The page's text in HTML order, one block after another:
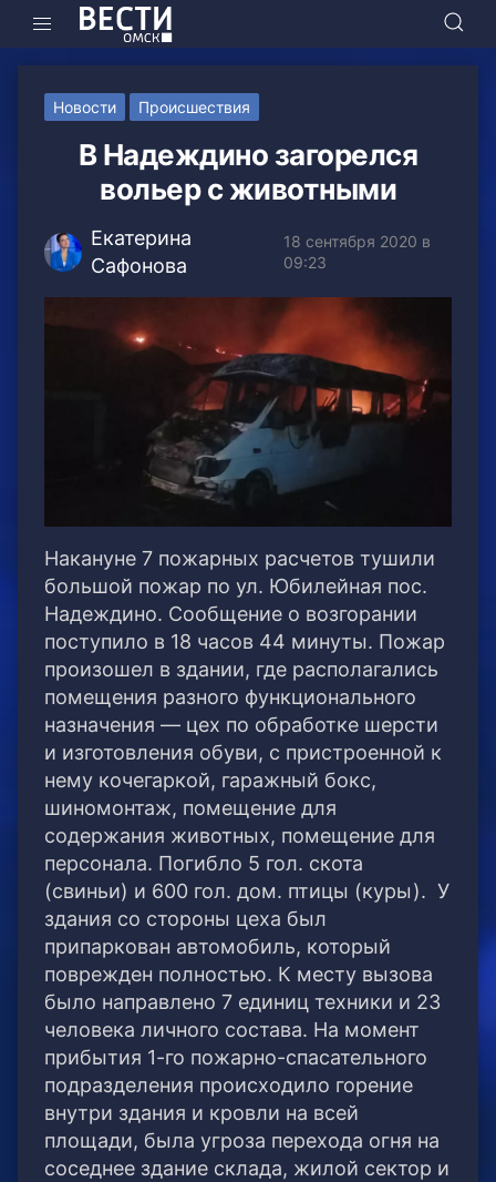
Новости Происшествия
В Надеждино загорелся
вольер с животными
Екатерина
Сафонова
18 сентября 2020 в
09:23
Накануне 7 пожарных расчетов тушили
большой пожар по ул. Юбилейная пос.
Надеждино. Сообщение о возгорании
поступило в 18 часов 44 минуты. Пожар
произошел в здании, где располагались
помещения разного функционального
назначения — цех по обработке шерсти
и изготовления обуви, с пристроенной к
нему кочегаркой, гаражный бокс,
шиномонтаж, помещение для
содержания животных, помещение для
персонала. Погибло 5 гол. скота
(свиньи) и 600 гол. дом. птицы (куры). У
здания со стороны цеха был
припаркован автомобиль, который
поврежден полностью. К месту вызова
было направлено 7 единиц техники и 23
человека личного состава. На момент
прибытия 1-го пожарно-спасательного
подразделения происходило горение
внутри здания и кровли на всей
площади, была угроза перехода огня на
соседнее здание склада, жилой сектор и